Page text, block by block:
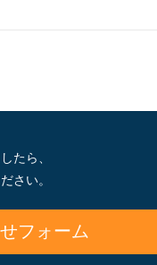
たら、
さい。
フォーム